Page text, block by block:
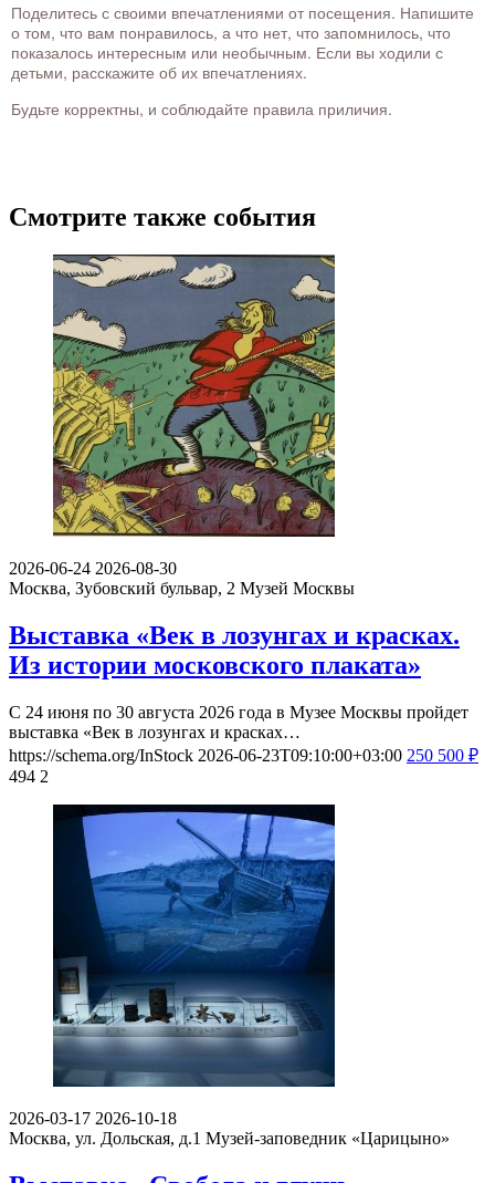
Поделитесь с своими впечатлениями от посещения. Напишите
о том, что вам понравилось, а что нет, что запомнилось, что
показалось интересным или необычным. Если вы ходили с
детьми, расскажите об их впечатлениях.
Будьте корректны, и соблюдайте правила приличия.
Смотрите также события
2026-06-24 2026-08-30
Москва, Зубовский бульвар, 2 Музей Москвы
Выставка «Век в лозунгах и красках.
Из истории московского плаката»
С 24 июня по 30 августа 2026 года в Музее Москвы пройдет
выставка «Век в лозунгах и красках…
https://schema.org/InStock 2026-06-23T09:10:00+03:00 250 500 ₽
494 2
2026-03-17 2026-10-18
Москва, ул. Дольская, д.1 Музей-заповедник «Царицыно»